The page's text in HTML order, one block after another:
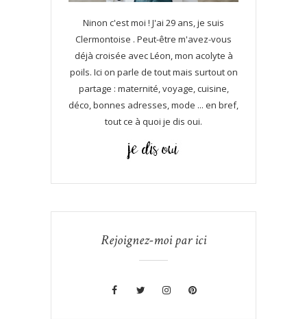
Ninon c'est moi ! J'ai 29 ans, je suis
Clermontoise . Peut-être m'avez-vous
déjà croisée avec Léon, mon acolyte à
poils. Ici on parle de tout mais surtout on
partage : maternité, voyage, cuisine,
déco, bonnes adresses, mode ... en bref,
tout ce à quoi je dis oui.
Rejoignez-moi par ici